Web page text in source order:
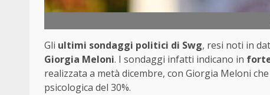
Gli ultimi sondaggi politici di Swg, resi noti in
Giorgia Meloni. I sondaggi infatti indicano in
realizzata a metà dicembre, con Giorgia Meloni
psicologica del 30%.